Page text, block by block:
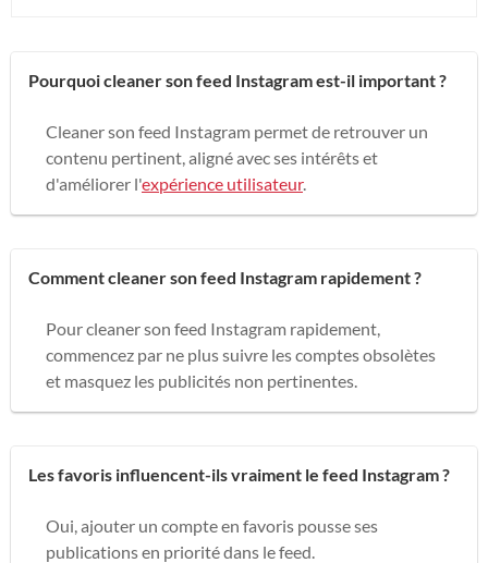
Pourquoi cleaner son feed Instagram est-il important ?
Cleaner son feed Instagram permet de retrouver un
contenu pertinent, aligné avec ses intérêts et
d'améliorer l'expérience utilisateur.
Comment cleaner son feed Instagram rapidement ?
Pour cleaner son feed Instagram rapidement,
commencez par ne plus suivre les comptes obsolètes
et masquez les publicités non pertinentes.
Les favoris influencent-ils vraiment le feed Instagram ?
Oui, ajouter un compte en favoris pousse ses
publications en priorité dans le feed.